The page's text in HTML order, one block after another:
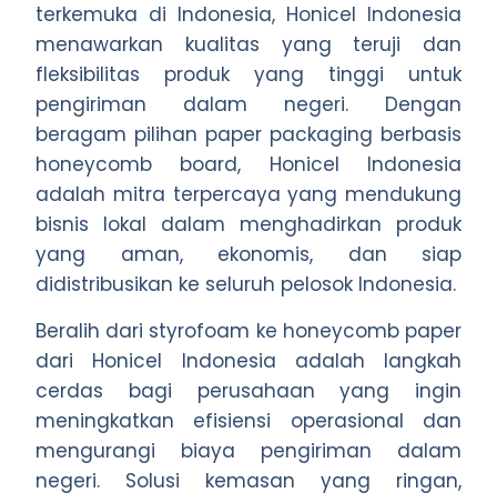
terkemuka di Indonesia, Honicel Indonesia
menawarkan kualitas yang teruji dan
fleksibilitas produk yang tinggi untuk
pengiriman dalam negeri. Dengan
beragam pilihan paper packaging berbasis
honeycomb board, Honicel Indonesia
adalah mitra terpercaya yang mendukung
bisnis lokal dalam menghadirkan produk
yang aman, ekonomis, dan siap
didistribusikan ke seluruh pelosok Indonesia.
Beralih dari styrofoam ke honeycomb paper
dari Honicel Indonesia adalah langkah
cerdas bagi perusahaan yang ingin
meningkatkan efisiensi operasional dan
mengurangi biaya pengiriman dalam
negeri. Solusi kemasan yang ringan,